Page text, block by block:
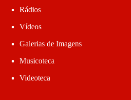
Rádios
Vídeos
Galerias de Imagens
Musicoteca
Videoteca